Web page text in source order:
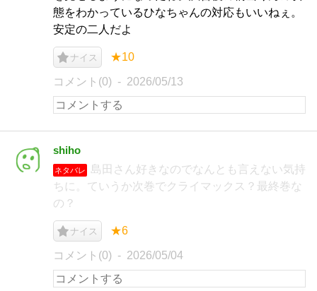
態をわかっているひなちゃんの対応もいいねぇ。
安定の二人だよ
ナイス ★10
コメント(0) 2026/05/13
shiho
ネタバレ
島田さん好きなのでなんとも言えない気持
ちに。ていうか次巻でクライマックス？最終巻な
の？
ナイス ★6
コメント(0) 2026/05/04